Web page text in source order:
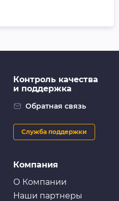
удаления следов насекомых
Shampoo", 1 л
Компания
О Компании
Наши партнеры
Контроль качества
и поддержка
Обратная связь
Служба поддержки